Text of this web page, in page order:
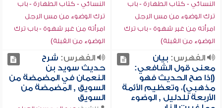
النسائي - كتاب الطهارة - باب
ترك الوضوء من مس الرجل
امرأته من غير شهوة - باب ترك
الوضوء من القبلة)
النسائي - كتاب الطهارة - باب
ترك الوضوء من مس الرجل
امرأته من غير شهوة - باب ترك
الوضوء من القبلة)
الفهرس: بيان
معنى قول الشافعي:
(إذا صح الحديث فهو
مذهبي)، وتعظيم الأئمة
الأربعة للدليل , الوضوء
الفهرس: شرح
حديث سويد بن
النعمان في المضمضة من
السويق , المضمضة من
السويق